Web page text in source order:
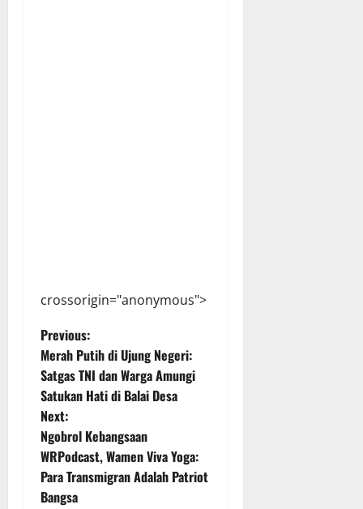
crossorigin="anonymous">
P
o
s
t
n
Previous:
Merah Putih di Ujung Negeri:
Satgas TNI dan Warga Amungi
Satukan Hati di Balai Desa
Next:
Ngobrol Kebangsaan
WRPodcast, Wamen Viva Yoga:
Para Transmigran Adalah Patriot
Bangsa